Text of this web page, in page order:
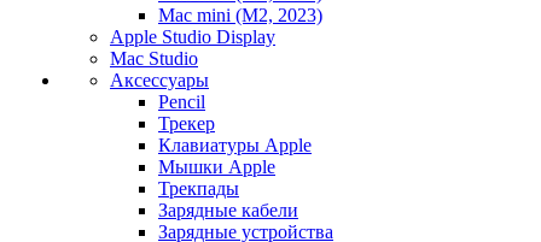
Mac mini (M2, 2023)
Apple Studio Display
Mac Studio
Аксессуары
Pencil
Трекер
Клавиатуры Apple
Мышки Apple
Трекпады
Зарядные кабели
Зарядные устройства